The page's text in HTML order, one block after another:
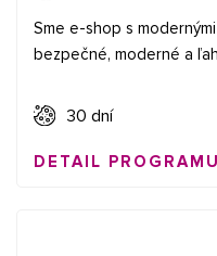
Sme e-shop s
bezpečné, moderné a
a záhradných ohnísk.
30 dní
DETAIL PROGRAMU